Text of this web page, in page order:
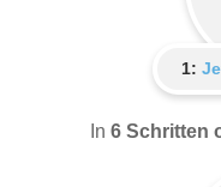
1:
In 6 Schritten